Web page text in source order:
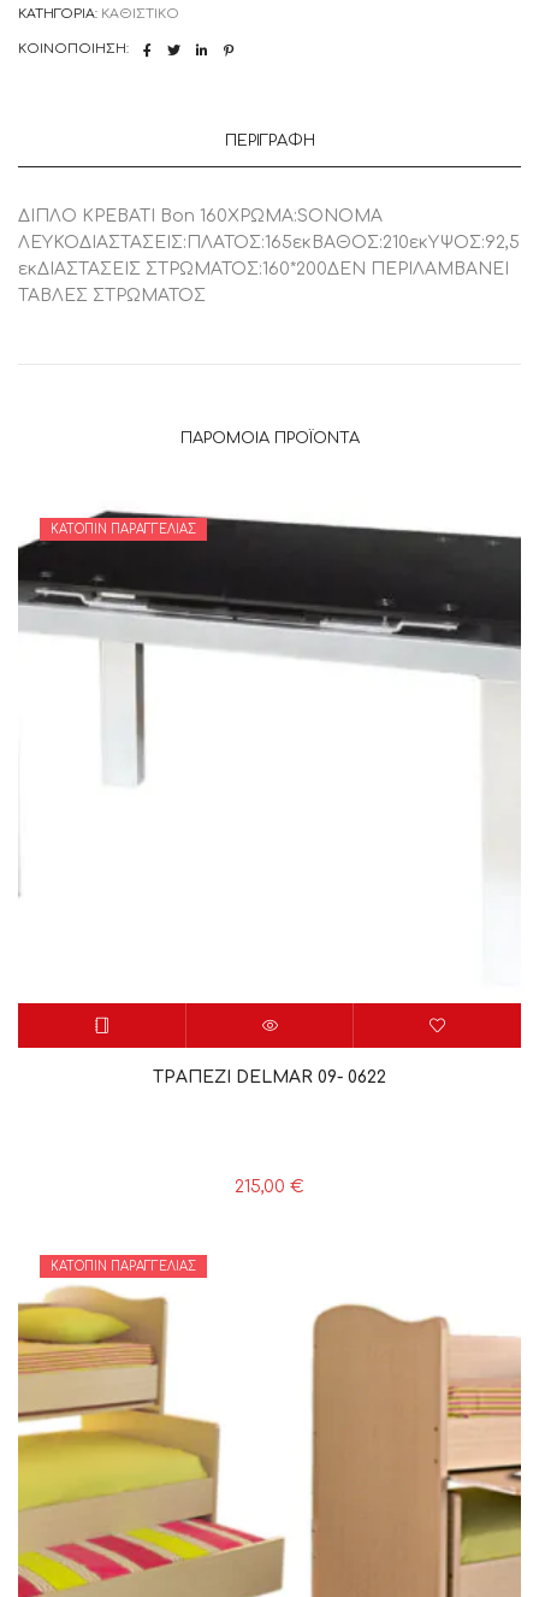
ΚΑΤΗΓΟΡΊΑ: ΚΑΘΙΣΤΙΚΟ
ΚΟΙΝΟΠΟΊΗΣΗ:
ΠΕΡΙΓΡΑΦΉ
ΔΙΠΛΟ ΚΡΕΒΑΤΙ Bon 160ΧΡΩΜΑ:SONOMA
ΛΕΥΚΟΔΙΑΣΤΑΣΕΙΣ:ΠΛΑΤΟΣ:165εκΒΑΘΟΣ:210εκΥΨΟΣ:92,5
εκΔΙΑΣΤΑΣΕΙΣ ΣΤΡΩΜΑΤΟΣ:160*200ΔΕΝ ΠΕΡΙΛΑΜΒΑΝΕΙ
ΤΑΒΛΕΣ ΣΤΡΩΜΑΤΟΣ
ΠΑΡΌΜΟΙΑ ΠΡΟΪΌΝΤΑ
ΚΑΤΌΠΙΝ ΠΑΡΑΓΓΕΛΊΑΣ
ΤΡΑΠΕΖΙ DELMAR 09- 0622
215,00 €
ΚΑΤΌΠΙΝ ΠΑΡΑΓΓΕΛΊΑΣ